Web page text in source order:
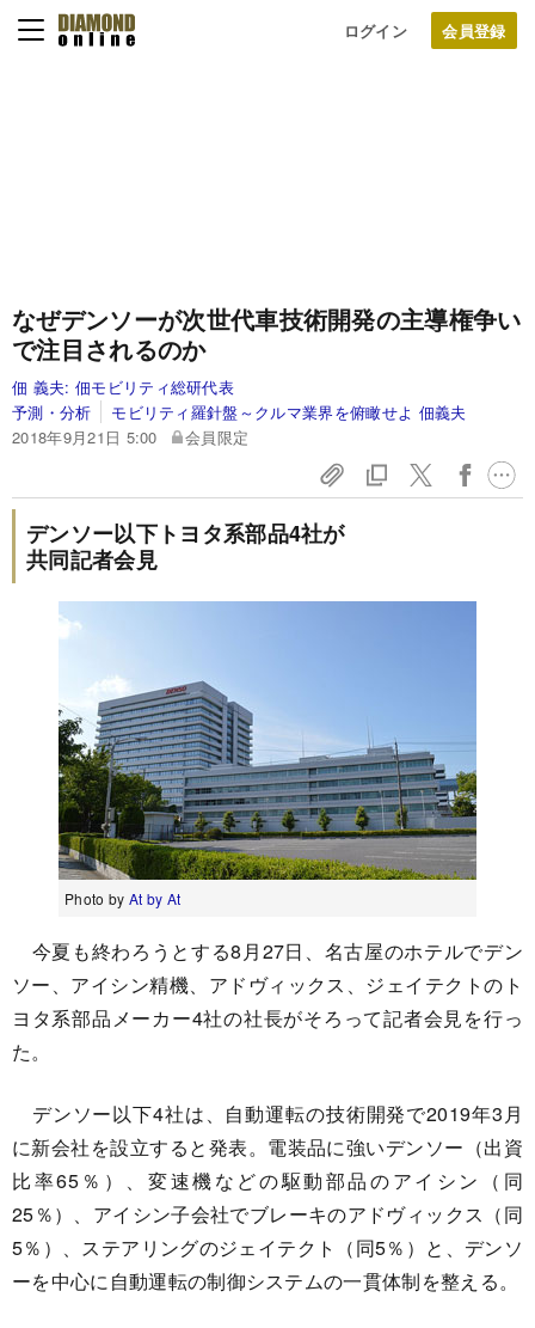
ログイン
なぜデンソーが次世代車技術開発の主導権争い
で注目されるのか
佃 義夫: 佃モビリティ総研代表
予測・分析
モビリティ羅針盤～クルマ業界を俯瞰せよ 佃義夫
2018年9月21日 5:00
会員限定
デンソー以下トヨタ系部品4社が
共同記者会見
Photo by At by At
今夏も終わろうとする8月27日、名古屋のホテルでデン
ソー、アイシン精機、アドヴィックス、ジェイテクトのト
ヨタ系部品メーカー4社の社長がそろって記者会見を行っ
た。
デンソー以下4社は、自動運転の技術開発で2019年3月
に新会社を設立すると発表。電装品に強いデンソー（出資
比率65％）、変速機などの駆動部品のアイシン（同
25％）、アイシン子会社でブレーキのアドヴィックス（同
5％）、ステアリングのジェイテクト（同5％）と、デンソ
ーを中心に自動運転の制御システムの一貫体制を整える。